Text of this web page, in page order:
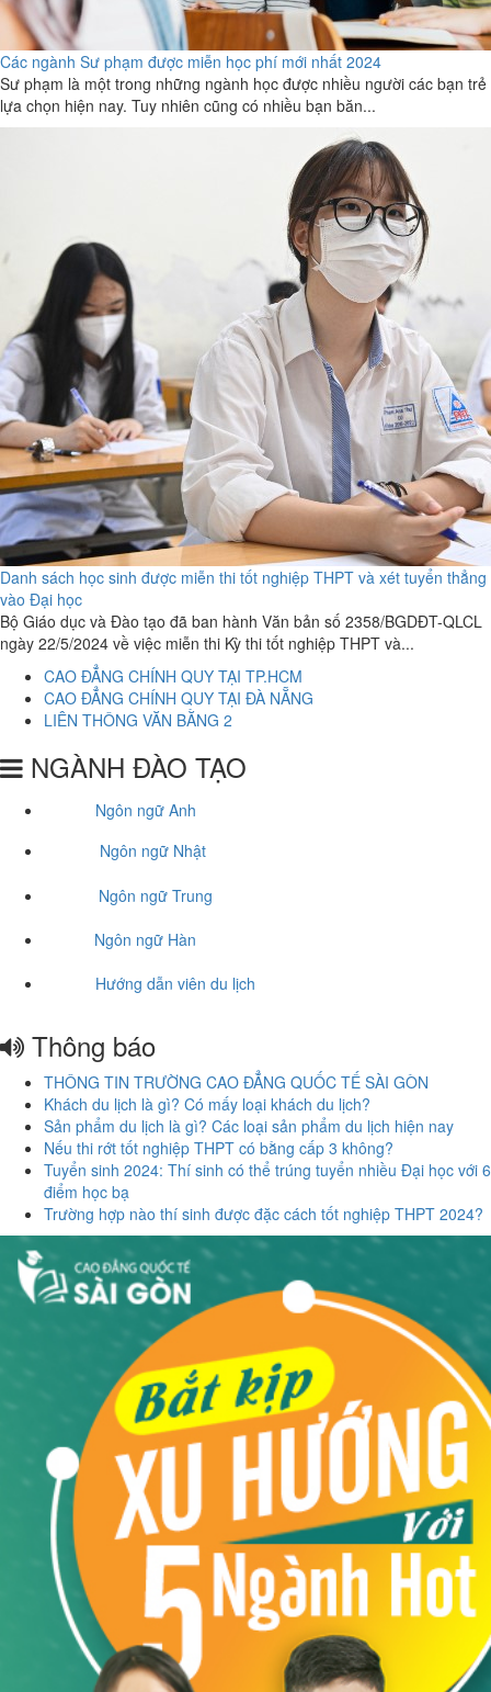
Các ngành Sư phạm được miễn học phí mới nhất 2024
Sư phạm là một trong những ngành học được nhiều người các bạn trẻ
lựa chọn hiện nay. Tuy nhiên cũng có nhiều bạn băn...
Danh sách học sinh được miễn thi tốt nghiệp THPT và xét tuyển thẳng
vào Đại học
Bộ Giáo dục và Đào tạo đã ban hành Văn bản số 2358/BGDĐT-QLCL
ngày 22/5/2024 về việc miễn thi Kỳ thi tốt nghiệp THPT và...
CAO ĐẲNG CHÍNH QUY TẠI TP.HCM
CAO ĐẲNG CHÍNH QUY TẠI ĐÀ NẴNG
LIÊN THÔNG VĂN BẰNG 2
NGÀNH ĐÀO TẠO
Ngôn ngữ Anh
Ngôn ngữ Nhật
Ngôn ngữ Trung
Ngôn ngữ Hàn
Hướng dẫn viên du lịch
Thông báo
THÔNG TIN TRƯỜNG CAO ĐẲNG QUỐC TẾ SÀI GÒN
Khách du lịch là gì? Có mấy loại khách du lịch?
Sản phẩm du lịch là gì? Các loại sản phẩm du lịch hiện nay
Nếu thi rớt tốt nghiệp THPT có bằng cấp 3 không?
Tuyển sinh 2024: Thí sinh có thể trúng tuyển nhiều Đại học với 6
điểm học bạ
Trường hợp nào thí sinh được đặc cách tốt nghiệp THPT 2024?